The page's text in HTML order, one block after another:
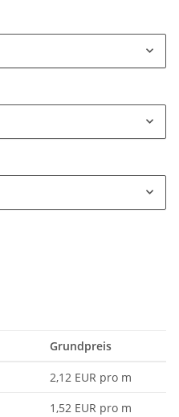
Grundpreis
2,12 EUR pro m
1,52 EUR pro m